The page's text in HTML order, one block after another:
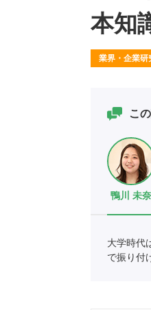
本知
業界・企業研
こ
鴨川 未奈
大学時代
で振り付